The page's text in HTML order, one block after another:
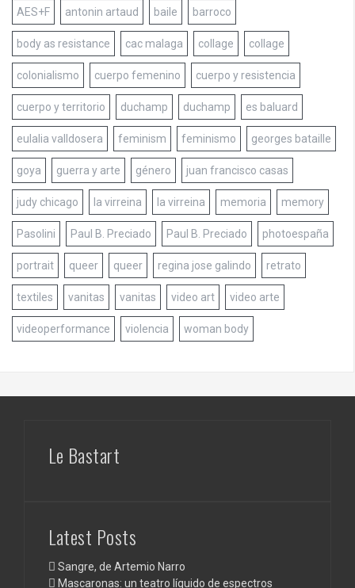
AES+F antonin artaud baile barroco
body as resistance cac malaga collage collage
colonialismo cuerpo femenino cuerpo y resistencia
cuerpo y territorio duchamp duchamp es baluard
eulalia valldosera feminism feminismo georges bataille
goya guerra y arte género juan francisco casas
judy chicago la virreina la virreina memoria memory
Pasolini Paul B. Preciado Paul B. Preciado photoespaña
portrait queer queer regina jose galindo retrato
textiles vanitas vanitas video art video arte
videoperformance violencia woman body
Le Bastart
Latest Posts
Sangre, de Artemio Narro
Mascaronas: un teatro líquido de espectros